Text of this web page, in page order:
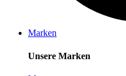
Marken
Unsere Marken